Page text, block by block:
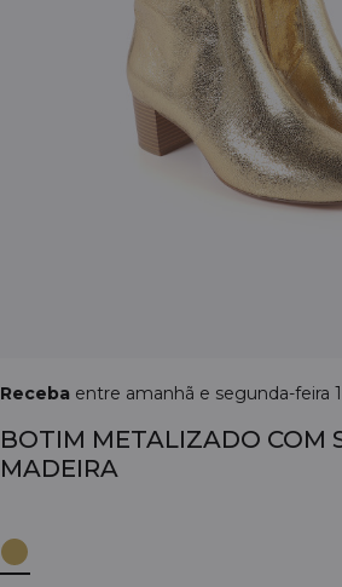
Receba entre amanhã e segunda-feira
BOTIM METALIZADO COM
MADEIRA